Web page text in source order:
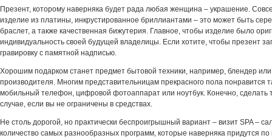
Презент, которому наверняка будет рада любая женщина – украшение.
изделие из платины, инкрустированное бриллиантами – это может быть
браслет, а также качественная бижутерия. Главное, чтобы изделие было
индивидуальность своей будущей владелицы. Если хотите, чтобы презент
гравировку с памятной надписью.
Хорошим подарком станет предмет бытовой техники, например, блендер или
производителя. Многим представительницам прекрасного пола понравится
мобильный телефон, цифровой фотоаппарат или ноутбук. Конечно, сделать
случае, если вы не ограничены в средствах.
Не столь дорогой, но практически беспроигрышный вариант – визит SPA –
количество самых разнообразных программ, которые наверняка придутся по